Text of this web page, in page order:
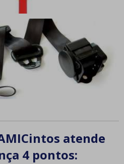
atende
4 pontos: